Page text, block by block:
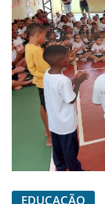
EDUCAÇÃO